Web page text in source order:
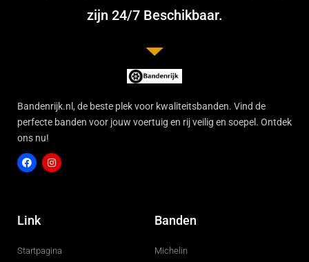
zijn 24/7 Beschikbaar.
Bandenrijk.nl, de beste plek voor kwaliteitsbanden. Vind de
perfecte banden voor jouw voertuig en rij veilig en soepel. Ontdek
ons nu!
c
e
o
g
r
Link
Startpagina
Banden
Michelin